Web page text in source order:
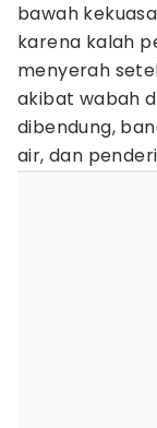
bawah
karena kalah
menyerah
akibat wabah
dibendung,
air, dan